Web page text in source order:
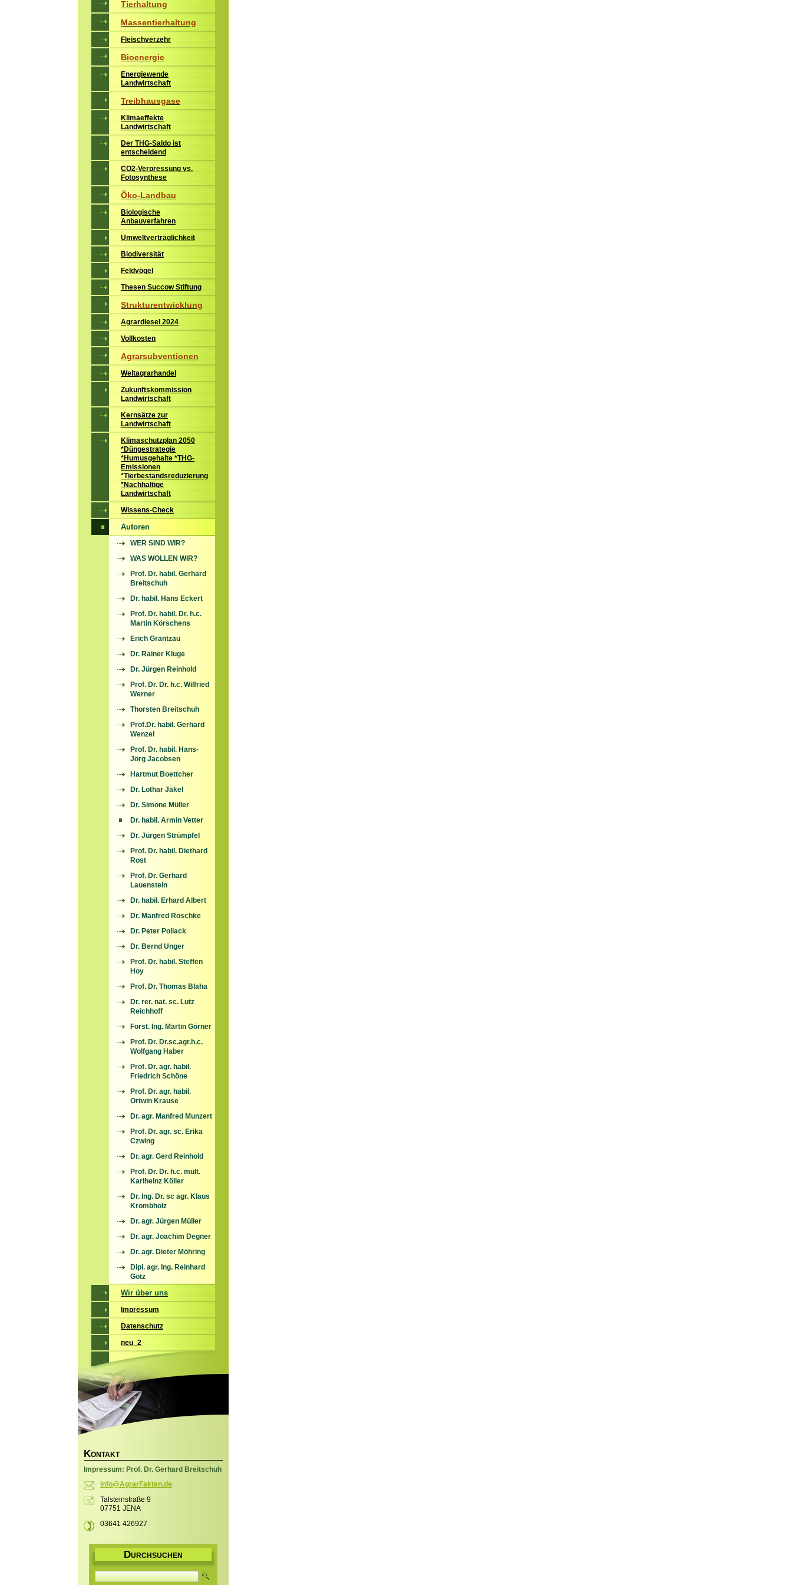
Tierhaltung
Massentierhaltung
Fleischverzehr
Bioenergie
Energiewende
Landwirtschaft
Treibhausgase
Klimaeffekte
Landwirtschaft
Der THG-Saldo ist
entscheidend
CO2-Verpressung vs.
Fotosynthese
Öko-Landbau
Biologische
Anbauverfahren
Umweltverträglichkeit
Biodiversität
Feldvögel
Thesen Succow Stiftung
Strukturentwicklung
Agrardiesel 2024
Vollkosten
Agrarsubventionen
Weltagrarhandel
Zukunftskommission
Landwirtschaft
Kernsätze zur
Landwirtschaft
Klimaschutzplan 2050
*Düngestrategie
*Humusgehalte *THG-
Emissionen
*Tierbestandsreduzierung
*Nachhaltige
Landwirtschaft
Wissens-Check
Autoren
WER SIND WIR?
WAS WOLLEN WIR?
Prof. Dr. habil. Gerhard
Breitschuh
Dr. habil. Hans Eckert
Prof. Dr. habil. Dr. h.c.
Martin Körschens
Erich Grantzau
Dr. Rainer Kluge
Dr. Jürgen Reinhold
Prof. Dr. Dr. h.c. Wilfried
Werner
Thorsten Breitschuh
Prof.Dr. habil. Gerhard
Wenzel
Prof. Dr. habil. Hans-
Jörg Jacobsen
Hartmut Boettcher
Dr. Lothar Jäkel
Dr. Simone Müller
Dr. habil. Armin Vetter
Dr. Jürgen Strümpfel
Prof. Dr. habil. Diethard
Rost
Prof. Dr. Gerhard
Lauenstein
Dr. habil. Erhard Albert
Dr. Manfred Roschke
Dr. Peter Pollack
Dr. Bernd Unger
Prof. Dr. habil. Steffen
Hoy
Prof. Dr. Thomas Blaha
Dr. rer. nat. sc. Lutz
Reichhoff
Forst. Ing. Martin Görner
Prof. Dr. Dr.sc.agr.h.c.
Wolfgang Haber
Prof. Dr. agr. habil.
Friedrich Schöne
Prof. Dr. agr. habil.
Ortwin Krause
Dr. agr. Manfred Munzert
Prof. Dr. agr. sc. Erika
Czwing
Dr. agr. Gerd Reinhold
Prof. Dr. Dr. h.c. mult.
Karlheinz Köller
Dr. Ing. Dr. sc agr. Klaus
Krombholz
Dr. agr. Jürgen Müller
Dr. agr. Joachim Degner
Dr. agr. Dieter Möhring
Dipl. agr. Ing. Reinhard
Götz
Wir über uns
Impressum
Datenschutz
neu_2
KONTAKT
Impressum: Prof. Dr. Gerhard Breitschuh
info@AgrarFakten.de
Talsteinstraße 9
07751 JENA
03641 426927
DURCHSUCHEN